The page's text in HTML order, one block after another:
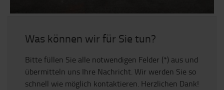
Was können wir für Sie tun?
Bitte füllen Sie alle notwendigen Felder (*) aus und
übermitteln uns Ihre Nachricht. Wir werden Sie so
schnell wie möglich kontaktieren. Herzlichen Dank!